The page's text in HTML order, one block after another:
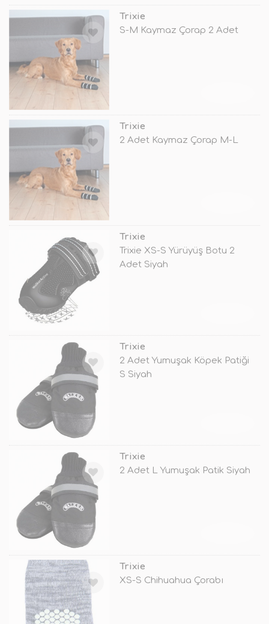
Trixie
S-M Kaymaz Çorap 2 Adet
Trixie
2 Adet Kaymaz Çorap M-L
Trixie
Trixie XS-S Yürüyüş Botu 2
Adet Siyah
Trixie
2 Adet Yumuşak Köpek Patiği
S Siyah
Trixie
2 Adet L Yumuşak Patik Siyah
Trixie
XS-S Chihuahua Çorabı